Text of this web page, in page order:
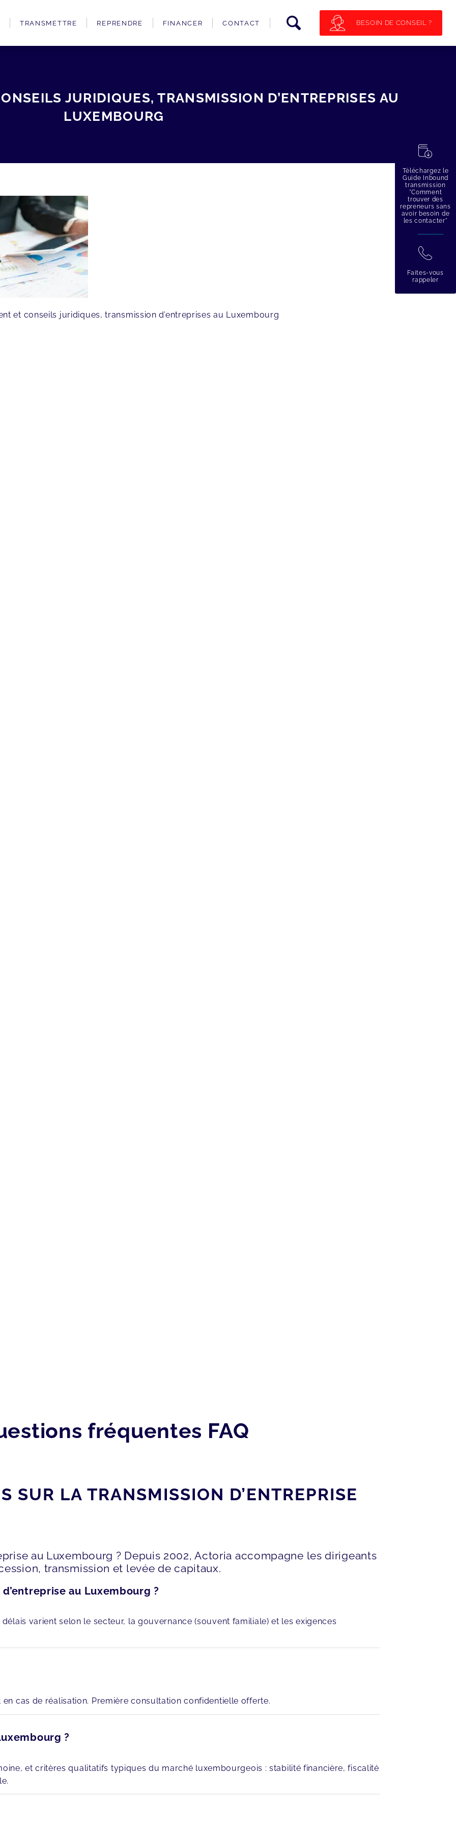
TRANSMETTRE REPRENDRE FINANCER CONTACT BESOIN DE CONSEIL ?
JURIDIQUES, TRANSMISSION D’ENTREPRISES AU
LUXEMBOURG
et conseils juridiques, transmission d’entreprises au Luxembourg
fréquentes FAQ
SUR LA TRANSMISSION D’ENTREPRISE
au Luxembourg ? Depuis 2002, Actoria accompagne les dirigeants
transmission et levée de capitaux.
au Luxembourg ?
délais varient selon le secteur, la gouvernance (souvent familiale) et les exigences
en cas de réalisation. Première consultation confidentielle offerte.
?
et critères qualitatifs typiques du marché luxembourgeois : stabilité financière, fiscalité
蠟
Téléchargez le
Guide Inbound
transmission
"Comment
trouver des
repreneurs sans
avoir besoin de
les contacter"
拉
Faites-vous
rappeler